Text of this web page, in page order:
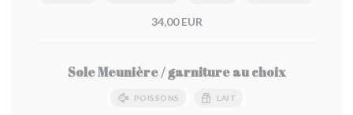
34,00 EUR
Sole Meunière / garniture au choix
POISSONS LAIT